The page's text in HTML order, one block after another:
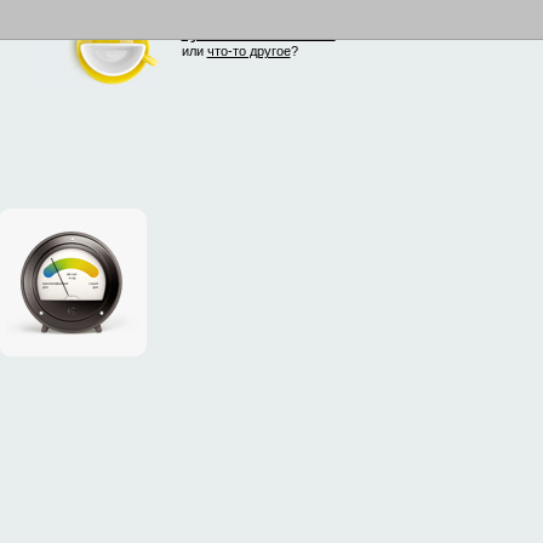
или что-то другое?
промо-
сайт
утеплителя